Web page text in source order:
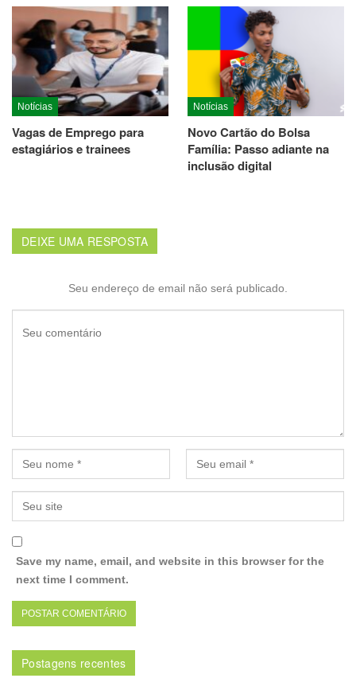
Notícias
Vagas de Emprego para
estagiários e trainees
Notícias
Novo Cartão do Bolsa
Família: Passo adiante na
inclusão digital
DEIXE UMA RESPOSTA
Seu endereço de email não será publicado.
Save my name, email, and website in this browser for the
next time I comment.
Postagens recentes